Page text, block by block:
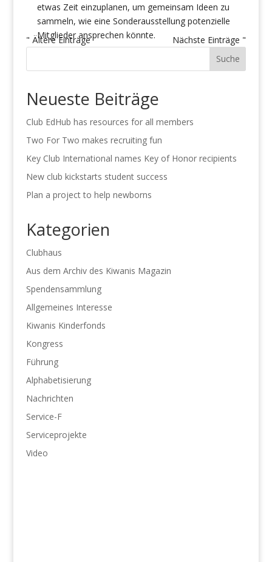
etwas Zeit einzuplanen, um gemeinsam Ideen zu
sammeln, wie eine Sonderausstellung potenzielle
Mitglieder ansprechen könnte.
" Ältere Einträge
Nächste Einträge "
Suche
Neueste Beiträge
Club EdHub has resources for all members
Two For Two makes recruiting fun
Key Club International names Key of Honor recipients
New club kickstarts student success
Plan a project to help newborns
Kategorien
Clubhaus
Aus dem Archiv des Kiwanis Magazin
Spendensammlung
Allgemeines Interesse
Kiwanis Kinderfonds
Kongress
Führung
Alphabetisierung
Nachrichten
Service-F
Serviceprojekte
Video